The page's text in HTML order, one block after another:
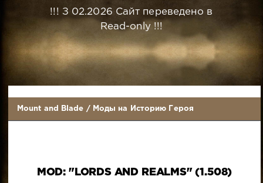
!!! З 02.2026 Сайт переведено в
Read-only !!!
Mount and Blade / Моды на Историю Героя
MOD: "LORDS AND REALMS" (1.508)